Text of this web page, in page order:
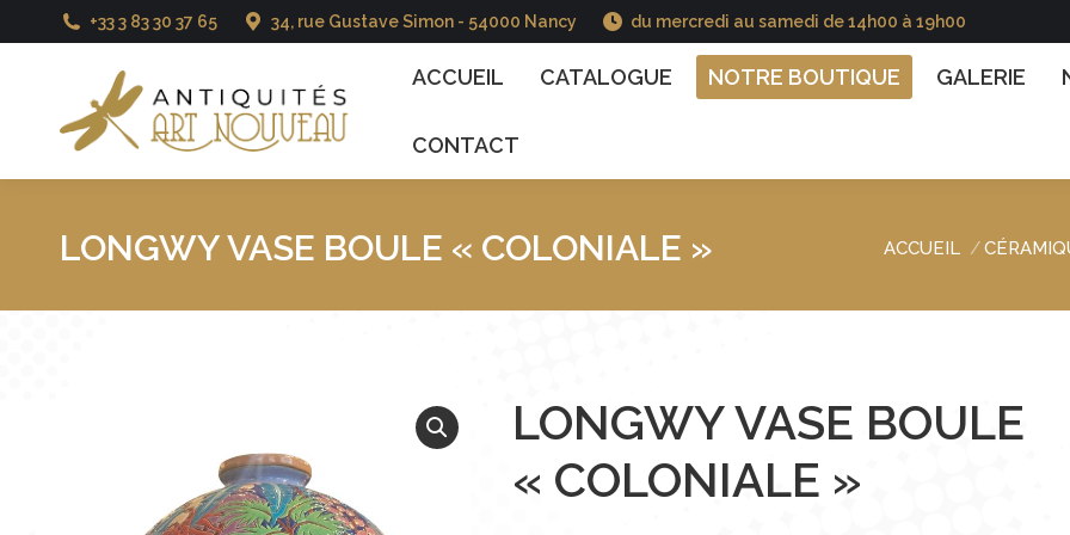
+33 3 83 30 37 65 34, rue Gustave Simon - 54000 Nancy du mercredi au samedi de 14h00 à 19h00
ACCUEIL CATALOGUE NOTRE BOUTIQUE GALERIE
CONTACT
LONGWY VASE BOULE « COLONIALE » Vous êtes ici :
ACCUEIL
LONGWY VASE BOULE
« COLONIALE »
ACCUEIL CATALOGUE NOTRE BOUTIQUE GALERIE NOS